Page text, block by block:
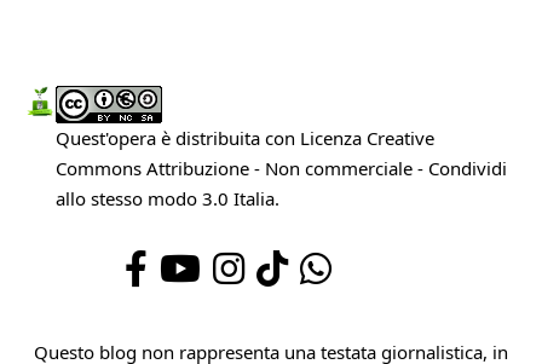
Quest'opera è distribuita con Licenza Creative
Commons Attribuzione - Non commerciale - Condividi
allo stesso modo 3.0 Italia.
Questo blog non rappresenta una testata giornalistica, in